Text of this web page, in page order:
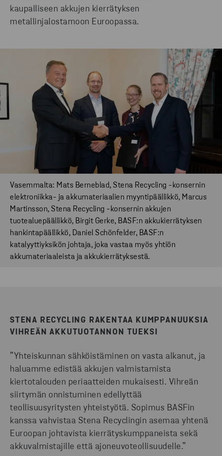
kaupalliseen akkujen kierrätyksen
metallinjalostamoon Euroopassa.
Vasemmalta: Mats Berneblad, Stena Recycling -konsernin
elektroniikka- ja akkumateriaalien myyntipäällikkö, Marcus
Martinsson, Stena Recycling -konsernin akkujen
tuotealuepäällikkö, Birgit Gerke, BASF:n akkukierrätyksen
hankintapäällikkö, Daniel Schönfelder, BASF:n
katalyyttiyksikön johtaja, joka vastaa myös yhtiön
akkumateriaaleista ja akkukierrätyksestä.
STENA RECYCLING RAKENTAA KUMPPANUUKSIA
VIHREÄN AKKUTUOTANNON TUEKSI
”Yhteiskunnan sähköistäminen on vasta alkanut, ja
haluamme edistää akkujen valmistamista
kiertotalouden periaatteiden mukaisesti. Vihreän
siirtymän onnistuminen edellyttää
teollisuusyritysten yhteistyötä. Sopimus BASFin
kanssa vahvistaa Stena Recyclingin asemaa yhtenä
Euroopan johtavista kierrätyskumppaneista sekä
akkuvalmistajille että ajoneuvoteollisuudelle.”